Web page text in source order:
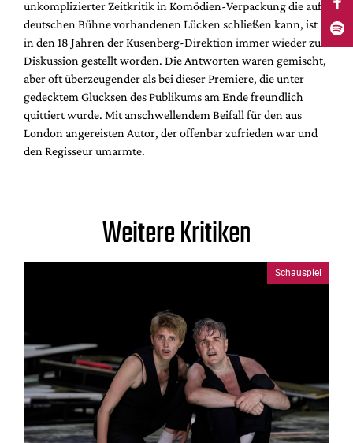
unkomplizierter Zeitkritik in Komödien-Verpackung die auf
deutschen Bühne vorhandenen Lücken schließen kann, ist
in den 18 Jahren der Kusenberg-Direktion immer wieder zur
Diskussion gestellt worden. Die Antworten waren gemischt,
aber oft überzeugender als bei dieser Premiere, die unter
gedecktem Glucksen des Publikums am Ende freundlich
quittiert wurde. Mit anschwellendem Beifall für den aus
London angereisten Autor, der offenbar zufrieden war und
den Regisseur umarmte.
Weitere Kritiken
Schauspiel